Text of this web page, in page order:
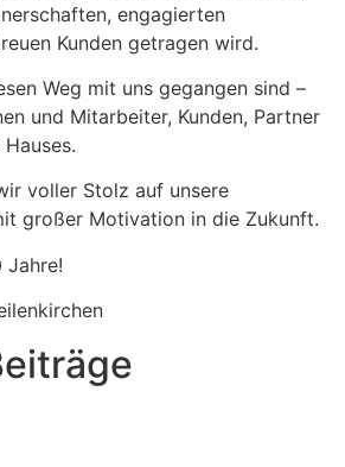
engagierten
Kunden getragen wird.
Weg mit uns gegangen sind –
und Mitarbeiter, Kunden, Partner
voller Stolz auf unsere
großer Motivation in die Zukunft.
Jahre!